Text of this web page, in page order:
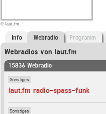
© laut.fm
Info Webradio Programm
Webradios von laut.fm
15836 Webradio
Sonstiges
laut.fm radio-spass-funk
Sonstiges